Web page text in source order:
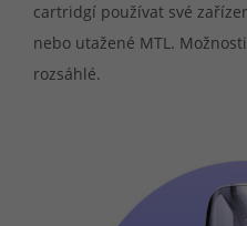
cartridgí používat své
nebo utažené MTL.
rozsáhlé.